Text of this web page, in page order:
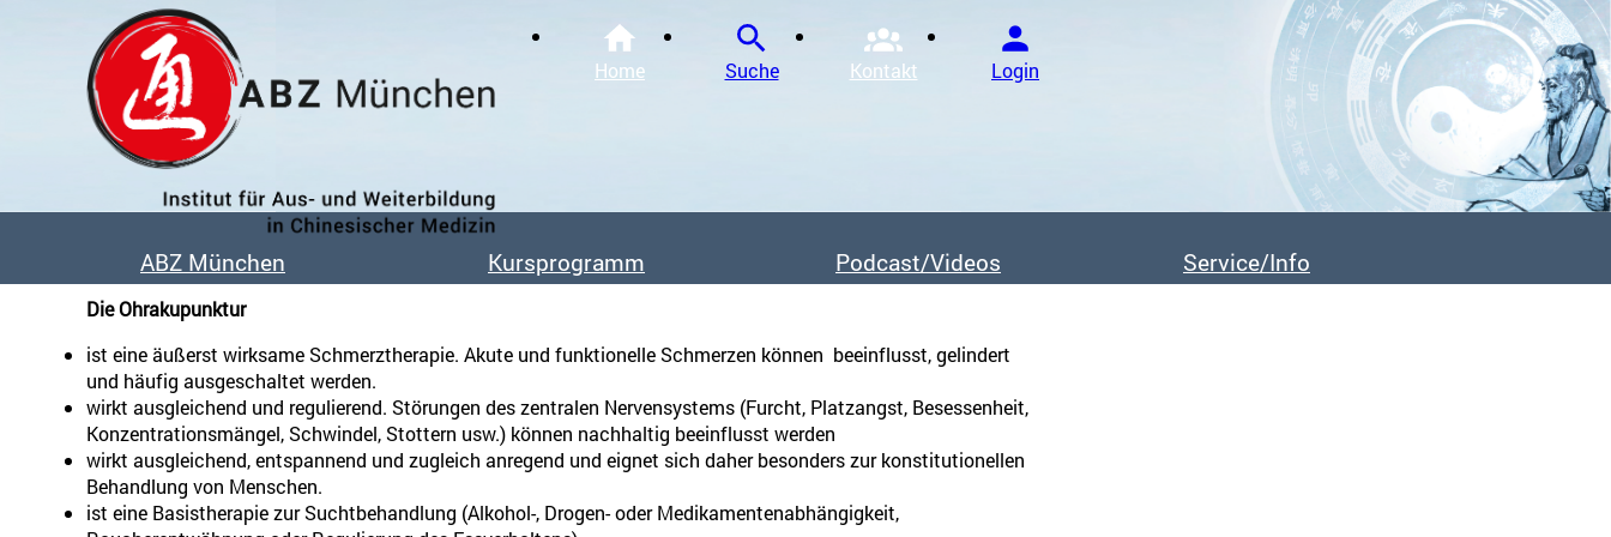
Home Suche Kontakt Login
ABZ München
Unsere Dozent:innen
Unsere Absolvent:innen
Kooperationen
Veröffentlichungen & Buchtips
Bildergalerie
Kursprogramm
Akupunktur Weiterbildung / Spezialgebiete
Kräutertherapie / Aus- und Weiterbildung
Akupunktur in der Geburtshilfe / Aus- und Weiterbildung
Engaging Vitality / Aus- und Weiterbildung
Podcast/Videos Service/Info
FAQs
Downloads
Für Patient:innen
Die Ohrakupunktur
ist eine äußerst wirksame Schmerztherapie. Akute und funktionelle Schmerzen können beeinflusst, gelindert
und häufig ausgeschaltet werden.
wirkt ausgleichend und regulierend. Störungen des zentralen Nervensystems (Furcht, Platzangst, Besessenheit,
Konzentrationsmängel, Schwindel, Stottern usw.) können nachhaltig beeinflusst werden
wirkt ausgleichend, entspannend und zugleich anregend und eignet sich daher besonders zur konstitutionellen
Behandlung von Menschen.
ist eine Basistherapie zur Suchtbehandlung (Alkohol-, Drogen- oder Medikamentenabhängigkeit,